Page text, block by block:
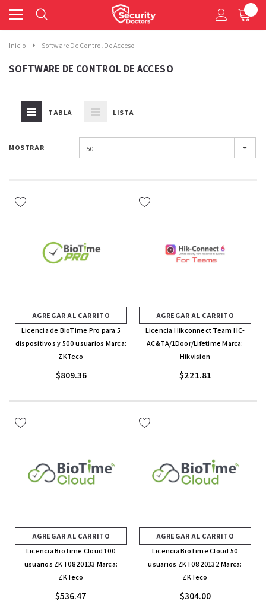
Inicio Software De Control De Acceso
SOFTWARE DE CONTROL DE ACCESO
TABLA LISTA
MOSTRAR 50
AGREGAR AL CARRITO
Licencia de BioTime Pro para 5
dispositivos y 500 usuarios Marca:
ZKTeco
$809.36
AGREGAR AL CARRITO
Licencia Hikconnect Team HC-
AC&TA/1Door/Lifetime Marca:
Hikvision
$221.81
AGREGAR AL CARRITO
Licencia BioTime Cloud 100
usuarios ZKT0820133 Marca:
ZKTeco
$536.47
AGREGAR AL CARRITO
Licencia BioTime Cloud 50
usuarios ZKT0820132 Marca:
ZKTeco
$304.00